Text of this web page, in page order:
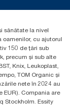
sănătate la nivel
cu ajutorul
150 de țări sub
precum și sub alte
Knix, Leukoplast,
TOM Organic și
nete în 2024 au
EUR). Compania are
Stockholm. Essity